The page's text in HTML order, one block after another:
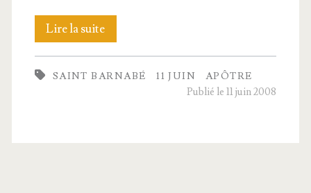
Lire la suiteSaint
Bar­
na­
SAINT BARNABÉ 11 JUIN
APÔTRE
Publié le 11 juin 2008